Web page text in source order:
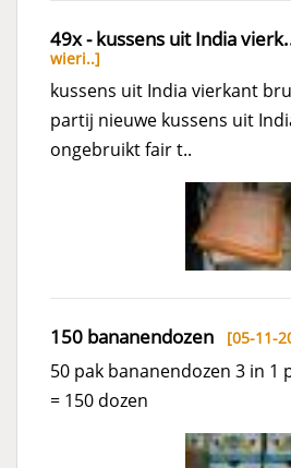
49x - kussens uit India
wieri..]
kussens uit India vierkant
partij nieuwe kussens uit
ongebruikt fair t..
150 bananendozen [05-11-
50 pak bananendozen 3 in 1
= 150 dozen